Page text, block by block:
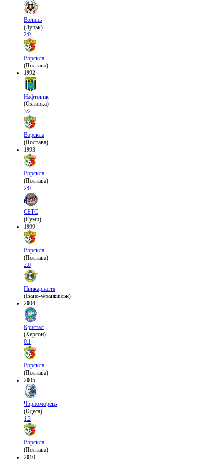
Волинь
(Луцьк)
2:0
Ворскла
(Полтава)
1992
Нафтовик
(Охтирка)
3:2
Ворскла
(Полтава)
1993
Ворскла
(Полтава)
2:0
СБТС
(Суми)
1999
Ворскла
(Полтава)
2:0
Прикарпаття
(Івано-Франківськ)
2004
Кристал
(Херсон)
0:1
Ворскла
(Полтава)
2005
Чорноморець
(Одеса)
1:2
Ворскла
(Полтава)
2010